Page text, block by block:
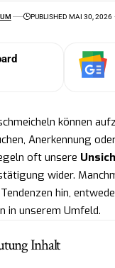
PUBLISHED MAI 30, 2026
können
Anerkennung
oft unsere
wider.
hin,
in unserem Umfeld.
Inhalt